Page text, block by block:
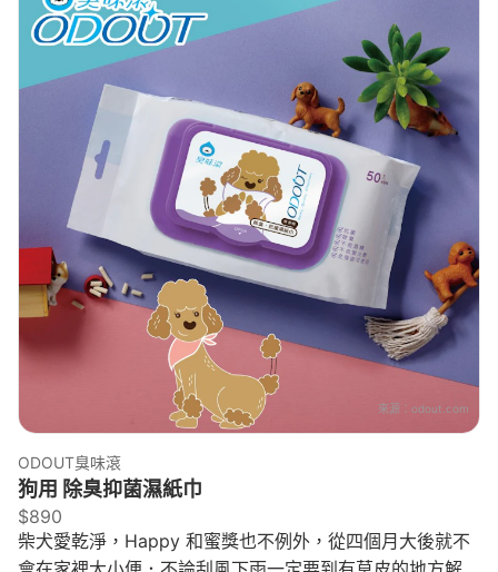
來源： odout.com
ODOUT臭味滾
狗用 除臭抑菌濕紙巾
$890
柴犬愛乾淨，Happy 和蜜獎也不例外，從四個月大後就不